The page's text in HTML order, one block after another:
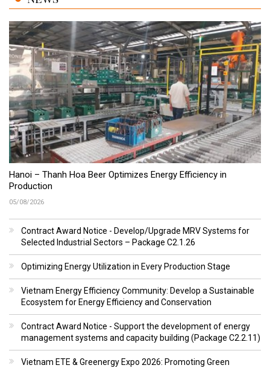
Hanoi – Thanh Hoa Beer Optimizes Energy Efficiency in
Production
05/08/2026
Contract Award Notice - Develop/Upgrade MRV Systems for
Selected Industrial Sectors – Package C2.1.26
Optimizing Energy Utilization in Every Production Stage
Vietnam Energy Efficiency Community: Develop a Sustainable
Ecosystem for Energy Efficiency and Conservation
Contract Award Notice - Support the development of energy
management systems and capacity building (Package C2.2.11)
Vietnam ETE & Greenergy Expo 2026: Promoting Green